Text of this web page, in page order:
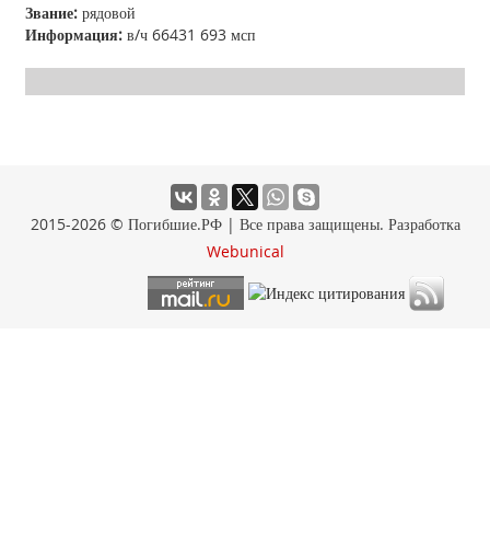
Звание: рядовой
Информация: в/ч 66431 693 мсп
2015-2026 © Погибшие.РФ | Все права защищены. Разработка
Webunical